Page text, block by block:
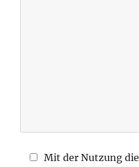
l
Mit der Nutzung